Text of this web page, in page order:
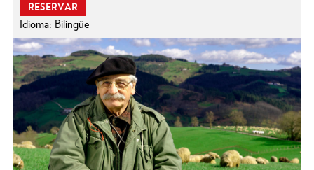
RESERVAR
Idioma: Bilingüe